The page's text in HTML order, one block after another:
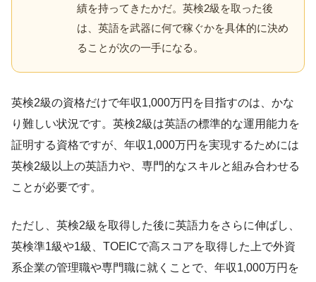
績を持ってきたかだ。英検2級を取った後
は、英語を武器に何で稼ぐかを具体的に決め
ることが次の一手になる。
英検2級の資格だけで年収1,000万円を目指すのは、かな
り難しい状況です。英検2級は英語の標準的な運用能力を
証明する資格ですが、年収1,000万円を実現するためには
英検2級以上の英語力や、専門的なスキルと組み合わせる
ことが必要です。
ただし、英検2級を取得した後に英語力をさらに伸ばし、
英検準1級や1級、TOEICで高スコアを取得した上で外資
系企業の管理職や専門職に就くことで、年収1,000万円を